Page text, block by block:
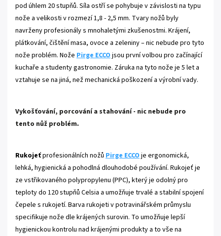
pod úhlem 20 stupňů. Síla ostří se pohybuje v závislosti na typu
nože a velikosti v rozmezí 1,8 - 2,5 mm. Tvary nožů byly
navrženy profesionály s mnohaletými zkušenostmi. Krájení,
plátkování, čištění masa, ovoce a zeleniny – nic nebude pro tyto
nože problém. Nože Pirge ECCO jsou první volbou pro začínající
kuchaře a studenty gastronomie. Záruka na tyto nože je 5 let a
vztahuje se na jiná, než mechanická poškození a výrobní vady.
Vykošťování, porcování a stahování - nic nebude pro
tento nůž problém.
Rukojeťprofesionálních nožů Pirge ECCO je ergonomická,
lehká, hygienická a pohodlná dlouhodobé používání. Rukojeť je
ze vstřikovaného polypropylenu (PPC), který je odolný pro
teploty do 120 stupňů Celsia a umožňuje trvalé a stabilní spojení
čepele s rukojetí. Barva rukojeti v potravinářském průmyslu
specifikuje nože dle krájených surovin. To umožňuje lepší
hygienickou kontrolu nad krájenými produkty a to vše na